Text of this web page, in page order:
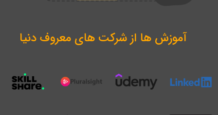
آموزش ها از شرکت های معروف دنیا